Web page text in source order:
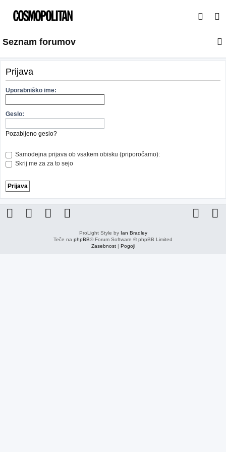
s
a
j
Seznam forumov
Prijava
Uporabniško ime:
Geslo:
Pozabljeno geslo?
Samodejna prijava ob vsakem obisku (priporočamo):
Skrij me za za to sejo
ProLight Style by Ian Bradley
Teče na phpBB® Forum Software © phpBB Limited
Zasebnost| Pogoji